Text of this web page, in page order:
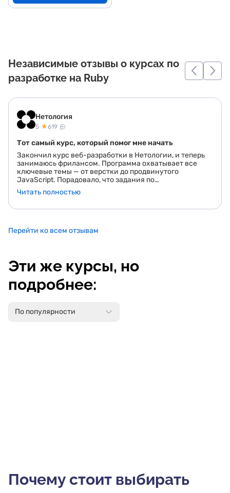
Независимые отзывы о курсах по
разработке на Ruby
Нетология
5 ★619
Тот самый курс, который помог мне начать
Закончил курс веб-разработки в Нетологии, и теперь
занимаюсь фрилансом. Программа охватывает все
ключевые темы — от верстки до продвинутого
JavaScript. Порадовало, что задания по
программированию сразу направлены на создание
реальных проектов, которые можно добавить в
Читать полностью
Перейти ко всем отзывам
Эти же курсы, но
подробнее:
По популярности
Почему стоит выбирать